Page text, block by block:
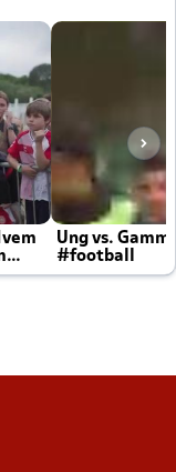
Ung vs.
#football